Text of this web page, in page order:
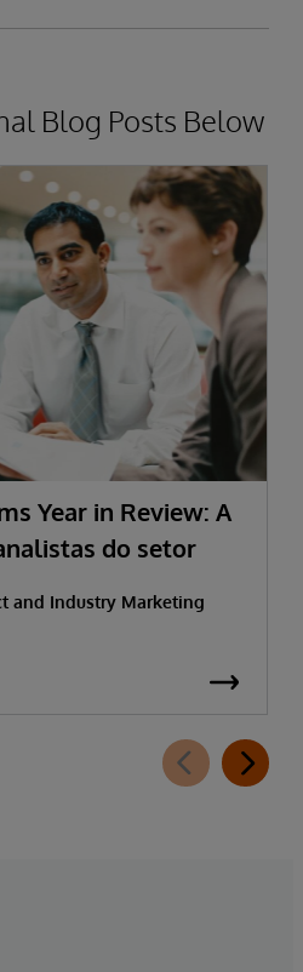
Blog Posts Below
Year in Review: A
do setor
and Industry Marketing